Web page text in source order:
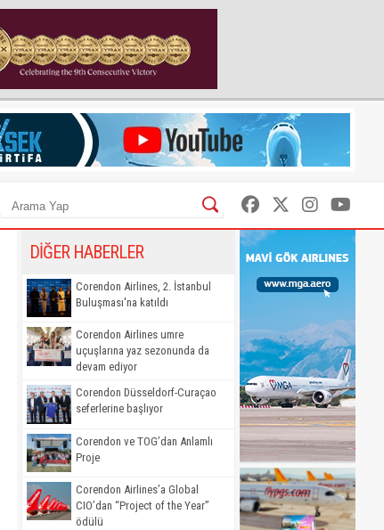
DİĞER HABERLER
Corendon Airlines, 2. İstanbul
Buluşması'na katıldı
Corendon Airlines umre
uçuşlarına yaz sezonunda da
devam ediyor
Corendon Düsseldorf-Curaçao
seferlerine başlıyor
Corendon ve TOG’dan Anlamlı
Proje
Corendon Airlines’a Global
CIO’dan “Project of the Year”
ödülü